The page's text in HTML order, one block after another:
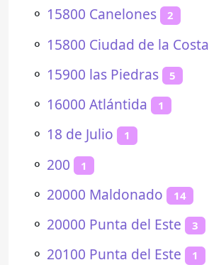
⚬ 15800 Canelones 2
⚬ 15800 Ciudad de la Costa
⚬ 15900 las Piedras 5
⚬ 16000 Atlántida 1
⚬ 18 de Julio 1
⚬ 200 1
⚬ 20000 Maldonado 14
⚬ 20000 Punta del Este 3
⚬ 20100 Punta del Este 1